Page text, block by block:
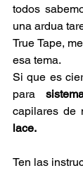
todos
una ardua
True Tape,
esa tema.
Si que es
para
capilares de
lace.
Ten las